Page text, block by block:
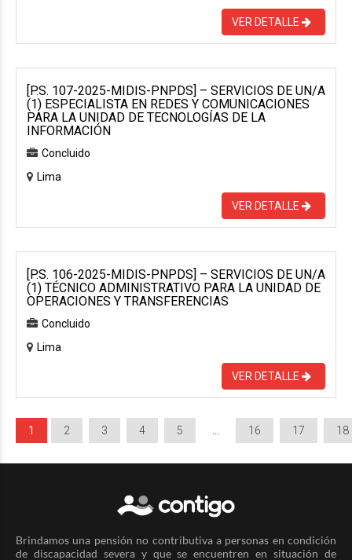
VER DETALLE
[P.S. 107-2025-MIDIS-PNPDS] – SERVICIOS DE UN/A
(1) ESPECIALISTA EN REDES Y COMUNICACIONES
PARA LA UNIDAD DE TECNOLOGÍAS DE LA
INFORMACIÓN
Concluido
Lima
VER DETALLE
[P.S. 106-2025-MIDIS-PNPDS] – SERVICIOS DE UN/A
(1) TÉCNICO ADMINISTRATIVO PARA LA UNIDAD DE
OPERACIONES Y TRANSFERENCIAS
Concluido
Lima
VER DETALLE
1 2 3 4 5 16 17 18
Brindamos una pensión no contributiva a personas en condición
de discapacidad severa y que se encuentren en situación de